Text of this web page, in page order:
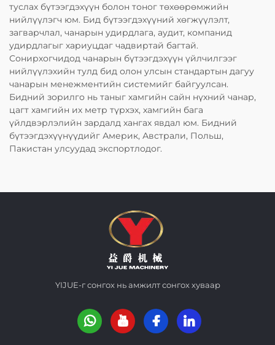
туслах бүтээгдэхүүн болон тоног төхөөрөмжийн
нийлүүлэгч юм. Бид бүтээгдэхүүний хөгжүүлэлт,
загварчлал, чанарын удирдлага, аудит, компанид
удирдлагыг хариуцдаг чадвиртай багтай.
Сонирхогчидод чанарын бүтээгдэхүүн үйлчилгээг
нийлүүлэхийн тулд бид олон улсын стандартын дагуу
чанарын менежментийн системийг байгуулсан.
Бидний зорилго нь таныг хамгийн сайн нүхний чанар,
цагт хамгийн их метр түрхэх, хамгийн бага
үйлдвэрлэлийн зардалд хангах явдал юм. Бидний
бүтээгдэхүүнүүдийг Америк, Австрали, Польш,
Пакистан улсуудад экспортлодог.
YIJUE-г сонгох нь амжилт сонгох хуваар